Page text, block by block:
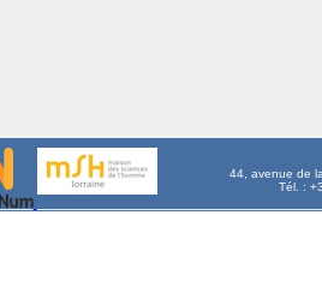
44, avenue de
Tél. :